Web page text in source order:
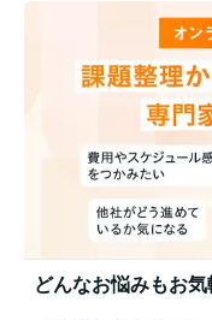
の意識差に悩む方
どんなお悩みもお